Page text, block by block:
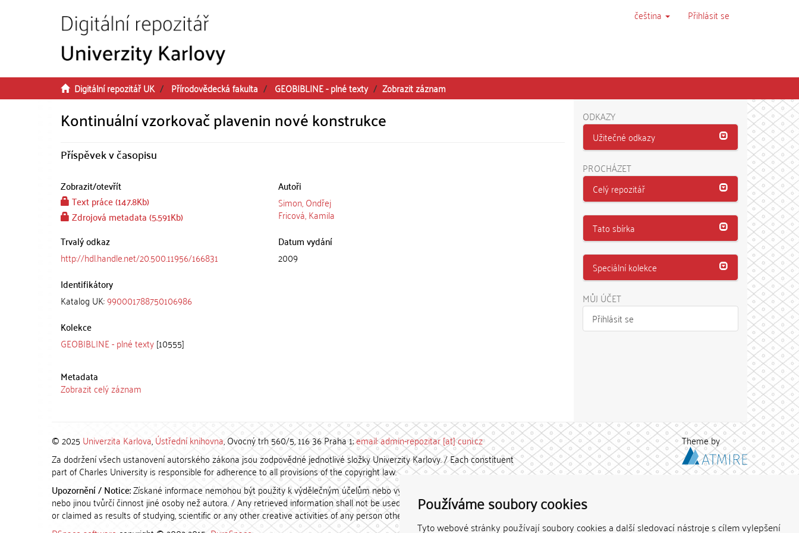
Používáme soubory cookies
Tyto webové stránky používají soubory cookies a další sledovací nástroje s cílem vylepšení
čeština Přihlásit se
Digitální repozitář UK Přírodovědecká fakulta GEOBIBLINE - plné texty Zobrazit záznam
Kontinuální vzorkovač plavenin nové konstrukce
Příspěvek v časopisu
Zobrazit/otevřít
Text práce (147.8Kb)
Zdrojová metadata (5.591Kb)
Trvalý odkaz
http://hdl.handle.net/20.500.11956/166831
Identifikátory
Katalog UK:990001788750106986
Kolekce
GEOBIBLINE - plné texty[10555]
Autoři
Simon, Ondřej
Fricová, Kamila
Datum vydání
2009
Metadata
Zobrazit celý záznam
ODKAZY
Užitečné odkazy
PROCHÁZET
Celý repozitář
Tato sbírka
Speciální kolekce
MŮJ ÚČET
Přihlásit se
© 2025 Univerzita Karlova,Ústřední knihovna, Ovocný trh 560/5, 116 36 Praha 1;email: admin-repozitar [at] cuni.cz
Za dodržení všech ustanovení autorského zákona jsou zodpovědné jednotlivé složky Univerzity Karlovy. / Each constituent
part of Charles University is responsible for adherence to all provisions of the copyright law.
Upozornění / Notice:Získané informace nemohou být použity k výdělečným účelům nebo vydávány za studijní, vědeckou
nebo jinou tvůrčí činnost jiné osoby než autora. / Any retrieved information shall not be used for any commercial purposes
or claimed as results of studying, scientific or any other creative activities of any person other than the author.
Theme by